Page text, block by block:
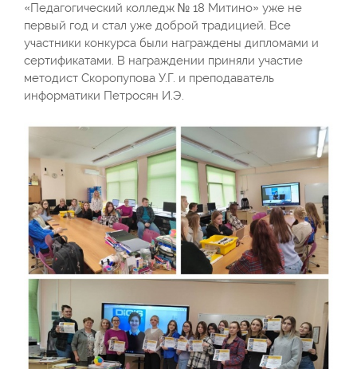
«Педагогический колледж № 18 Митино» уже не
первый год и стал уже доброй традицией. Все
участники конкурса были награждены дипломами и
сертификатами. В награждении приняли участие
методист Скоропупова У.Г. и преподаватель
информатики Петросян И.Э.